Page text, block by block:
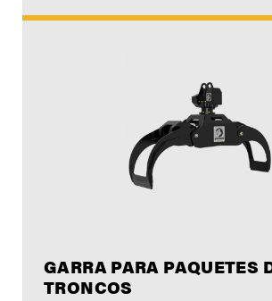
GARRA PARA PAQUETES
TRONCOS